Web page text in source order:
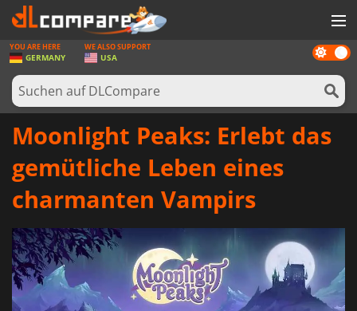
SPIELE
SPIEL KARTEN
SOFTWARE
HARDWARE
ANMELDEN ODER REGISTRIEREN
Dark
mode
YOU ARE HERE
GERMANY
WE ALSO SUPPORT
USA
Moonlight Peaks: Erlebt das
gemütliche Leben eines
charmanten Vampirs